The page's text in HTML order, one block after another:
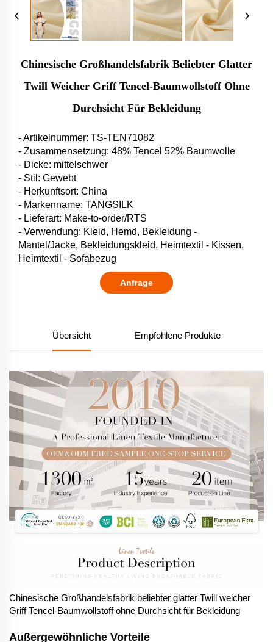
Chinesische Großhandelsfabrik Beliebter Glatter
Twill Weicher Griff Tencel-Baumwollstoff Ohne
Durchsicht Für Bekleidung
- Artikelnummer: TS-TEN71082
- Zusammensetzung: 48% Tencel 52% Baumwolle
- Dicke: mittelschwer
- Stil: Gewebt
- Herkunftsort: China
- Markenname: TANGSILK
- Lieferart: Make-to-order/RTS
- Verwendung: Kleid, Hemd, Bekleidung -
Mantel/Jacke, Bekleidungskleid, Heimtextil - Kissen,
Heimtextil - Sofabezug
Anfrage
Übersicht Empfohlene Produkte
Chinesische Großhandelsfabrik beliebter glatter Twill weicher
Griff Tencel-Baumwollstoff ohne Durchsicht für Bekleidung
Außergewöhnliche Vorteile